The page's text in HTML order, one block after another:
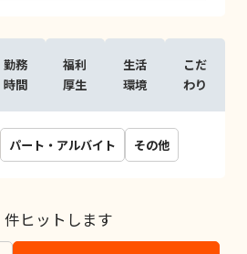
勤務
時間
福利
厚生
生活
環境
こだ
わり
パート・アルバイト その他
件ヒットします